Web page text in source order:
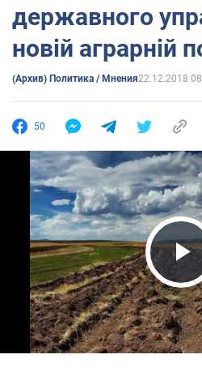
державного
новій аграрній
(Архив) Политика / Мнения22.12.2018
50